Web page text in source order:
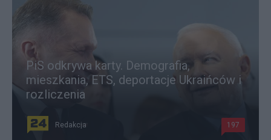
PiS odkrywa karty. Demografia,
mieszkania, ETS, deportacje Ukraińców i
rozliczenia
Redakcja 197